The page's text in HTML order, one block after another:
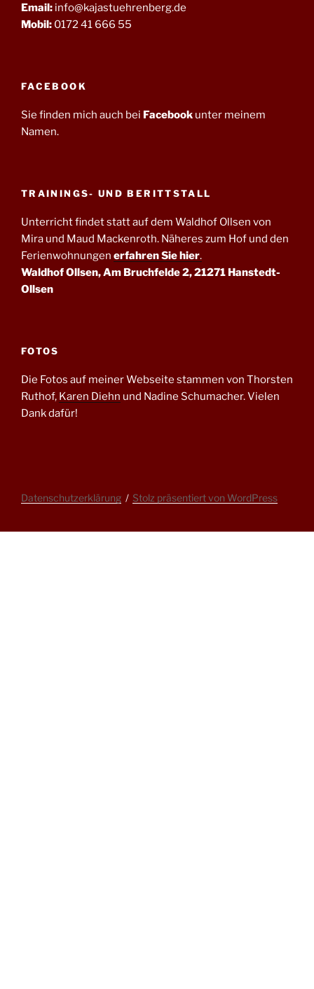
Email: info@kajastuehrenberg.de
Mobil: 0172 41 666 55
FACEBOOK
Sie finden mich auch bei Facebook unter meinem
Namen.
TRAININGS- UND BERITTSTALL
Unterricht findet statt auf dem Waldhof Ollsen von
Mira und Maud Mackenroth. Näheres zum Hof und den
Ferienwohnungen erfahren Sie hier.
Waldhof Ollsen, Am Bruchfelde 2, 21271 Hanstedt-
Ollsen
FOTOS
Die Fotos auf meiner Webseite stammen von Thorsten
Ruthof, Karen Diehn und Nadine Schumacher. Vielen
Dank dafür!
Datenschutzerklärung Stolz präsentiert von WordPress